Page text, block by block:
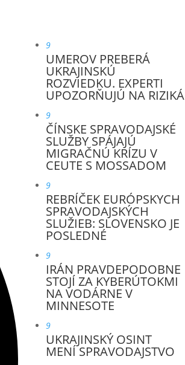
9
UMEROV PREBERÁ
UKRAJINSKÚ
ROZVIEDKU. EXPERTI
UPOZORŇUJÚ NA RIZIKÁ
9
ČÍNSKE SPRAVODAJSKÉ
SLUŽBY SPÁJAJÚ
MIGRAČNÚ KRÍZU V
CEUTE S MOSSADOM
9
REBRÍČEK EURÓPSKYCH
SPRAVODAJSKÝCH
SLUŽIEB: SLOVENSKO JE
POSLEDNÉ
9
IRÁN PRAVDEPODOBNE
STOJÍ ZA KYBERÚTOKMI
NA VODÁRNE V
MINNESOTE
9
UKRAJINSKÝ OSINT
MENÍ SPRAVODAJSTVO